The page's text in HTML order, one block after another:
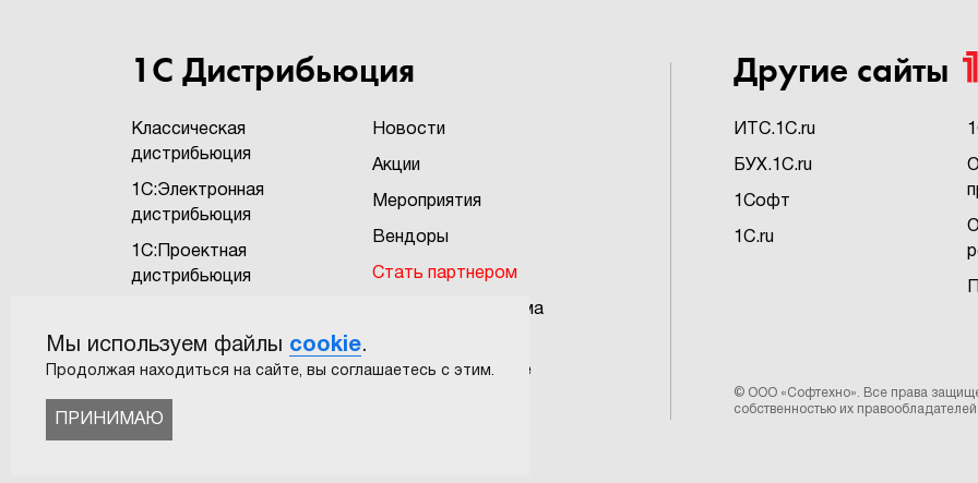
1С Дистрибьюция
Классическая
дистрибьюция
1С:Электронная
дистрибьюция
1С:Проектная
дистрибьюция
САПР
Новости
Акции
Мероприятия
Вендоры
Стать партнером
Бонусная программа
Пользовательское
Другие сайты
ИTC.1C.ru
БУХ.1C.ru
1Софт
1C.ru
© ООО «Софтехно» . Все права
собственностью их правообладателей
Мы используем файлы cookie.
Продолжая находиться на сайте, вы соглашаетесь с этим.
ПРИНИМАЮ